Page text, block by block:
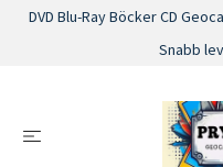
DVD Blu-Ray Böcker CD
Snabb